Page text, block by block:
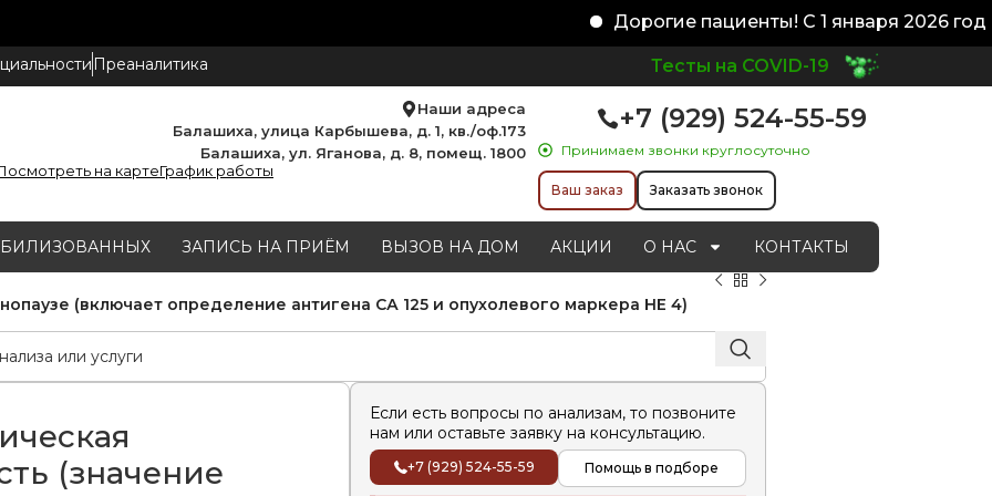
Дорогие пациенты! С 1 января 2026 года
Преаналитика Тесты на COVID-19
Наши адреса
Балашиха, улица Карбышева, д. 1, кв./оф.173
Балашиха, ул. Яганова, д. 8, помещ. 1800
на картеГрафик работы
+7 (929) 524-55-59
Принимаем звонки круглосуточно
Ваш заказ Заказать звонок
ЗАПИСЬ НА ПРИЁМ ВЫЗОВ НА ДОМ АКЦИИ О НАС
КОНТАКТЫ
(включает определение антигена СА 125 и опухолевого маркера HE 4)
(значение
Если есть вопросы по анализам, то позвоните
нам или оставьте заявку на консультацию.
+7 (929) 524-55-59 Помощь в подборе